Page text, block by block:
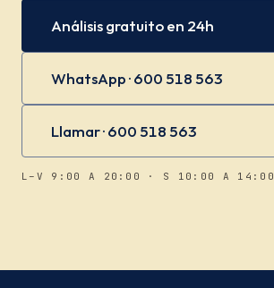
Análisis gratuito en 24h
WhatsApp · 600 518 563
Llamar · 600 518 563
L–V 9:00 A 20:00 · S 10:00 A 14:00